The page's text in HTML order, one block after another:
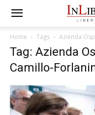
Home Tags Azienda
Tag: Azienda
Camillo-